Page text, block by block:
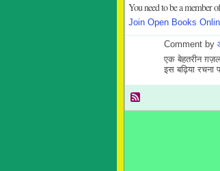
You need to be a member
Join Open Books
Comment by
एक बेहतरीन
इस बढ़िया रचना